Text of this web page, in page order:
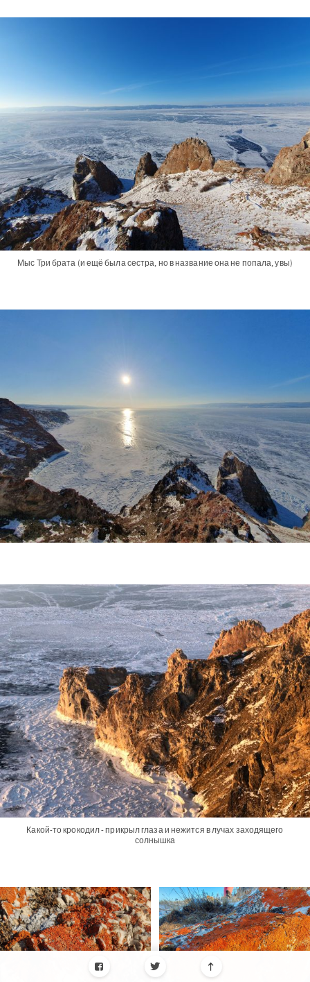
Мыс Три брата (и ещё была сестра, но в название она не попала, увы)
Какой-то крокодил - прикрыл глаза и нежится в лучах заходящего
солнышка